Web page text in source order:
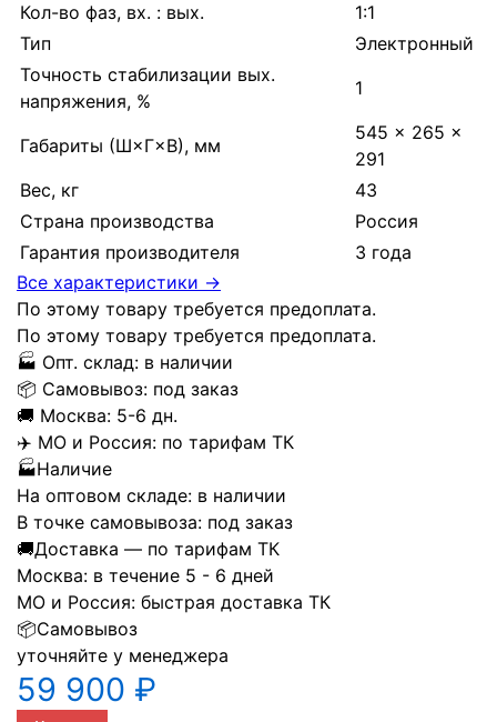
Кол-во фаз, вх. : вых.
1:1
Тип
Электронный
Точность стабилизации вых.
напряжения, %
1
Габариты (Ш×Г×В), мм
545 × 265 ×
291
Вес, кг
43
Страна производства
Россия
Гарантия производителя
3 года
Все характеристики →
По этому товару требуется предоплата.
По этому товару требуется предоплата.
🏭 Опт. склад: в наличии
📦 Самовывоз: под заказ
🚚 Москва: 5-6 дн.
✈️ МО и Россия: по тарифам ТК
🏭Наличие
На оптовом складе: в наличии
В точке самовывоза: под заказ
🚚Доставка — по тарифам ТК
Москва: в течение 5 - 6 дней
МО и Россия: быстрая доставка ТК
📦Самовывоз
уточняйте у менеджера
59 900 ₽